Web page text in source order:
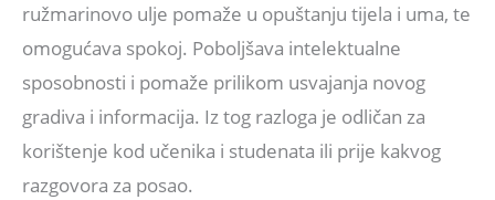
ružmarinovo ulje pomaže u opuštanju tijela i uma, te
omogućava spokoj. Poboljšava intelektualne
sposobnosti i pomaže prilikom usvajanja novog
gradiva i informacija. Iz tog razloga je odličan za
korištenje kod učenika i studenata ili prije kakvog
razgovora za posao.